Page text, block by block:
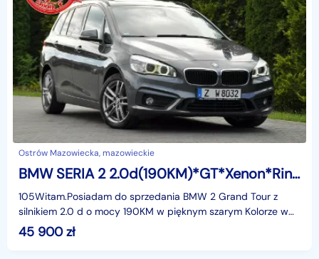
Ostrów Mazowiecka, mazowieckie
BMW SERIA 2 2.0d(190KM)*GT*Xenon*Ringi*Navi*Kamera*Panorama*Skóry*El.Klapa*Alu17
105Witam.Posiadam do sprzedania BMW 2 Grand Tour z
silnikiem 2.0 d o mocy 190KM w pięknym szarym Kolorze w
bogatej wersji wyposażenia i z rewelacyjnym Silnikiem
45 900zł